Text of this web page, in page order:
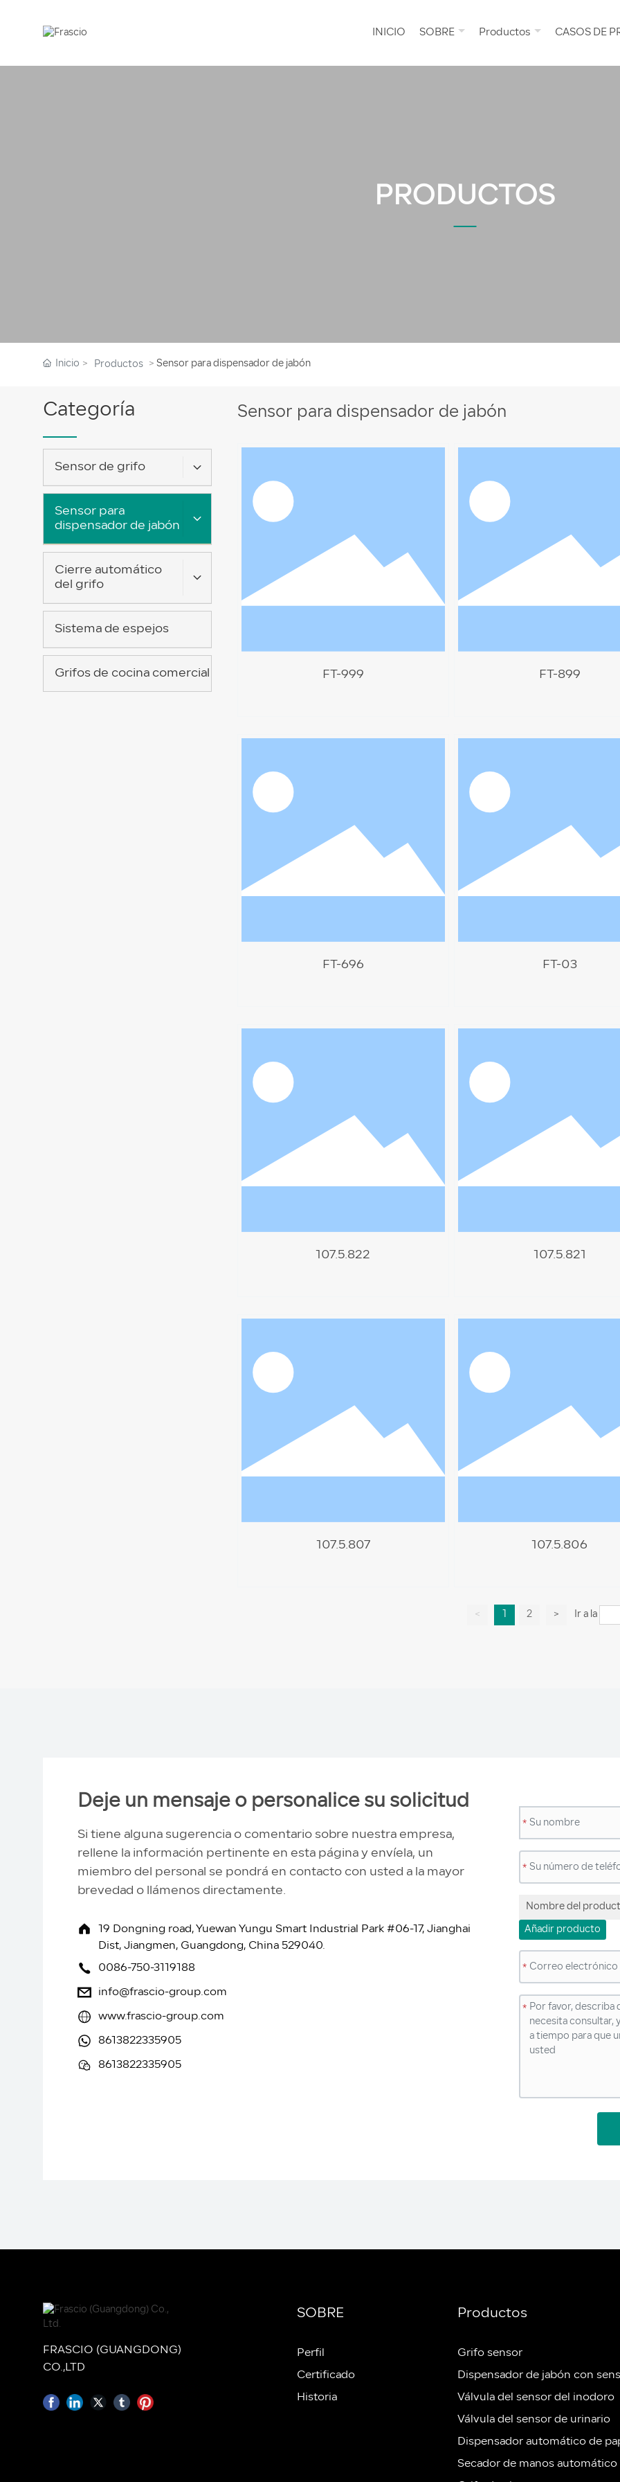
INICIO SOBRE Productos CASOS DE
PRODUCTOS
Inicio Productos Sensor para dispensador de jabón
Categoría
Sensor de grifo
Sensor para
dispensador de jabón
Cierre automático
del grifo
Sistema de espejos
Grifos de cocina comercial
Sensor para dispensador de jabón
FT-999 FT-899
FT-696 FT-03
107.5.822 107.5.821
107.5.807 107.5.806
< 2 > Ir a la
Deje un mensaje o personalice su solicitud
Si tiene alguna sugerencia o comentario sobre nuestra empresa,
rellene la información pertinente en esta página y envíela, un
miembro del personal se pondrá en contacto con usted a la mayor
brevedad o llámenos directamente.
19 Dongning road, Yuewan Yungu Smart Industrial Park #06-17, Jianghai
Dist, Jiangmen, Guangdong, China 529040.
0086-750-3119188
info@frascio-group.com
www.frascio-group.com
8613822335905
8613822335905
*
*
Nombre del
Añadir producto
*
*
FRASCIO (GUANGDONG)
CO.,LTD
SOBRE
Perfil
Certificado
Historia
Productos
Grifo sensor
Dispensador de jabón con
Válvula del sensor del inodoro
Válvula del sensor de urinario
Dispensador automático de
Secador de manos automático